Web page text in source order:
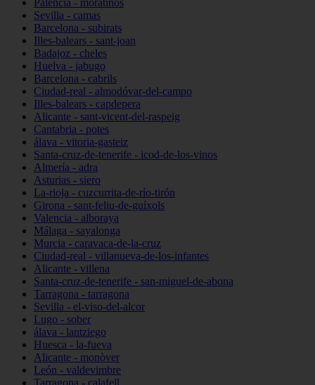
Palencia - moratinos
Sevilla - camas
Barcelona - subirats
Illes-balears - sant-joan
Badajoz - cheles
Huelva - jabugo
Barcelona - cabrils
Ciudad-real - almodóvar-del-campo
Illes-balears - capdepera
Alicante - sant-vicent-del-raspeig
Cantabria - potes
álava - vitoria-gasteiz
Santa-cruz-de-tenerife - icod-de-los-vinos
Almería - adra
Asturias - siero
La-rioja - cuzcurrita-de-río-tirón
Girona - sant-feliu-de-guíxols
Valencia - alboraya
Málaga - sayalonga
Murcia - caravaca-de-la-cruz
Ciudad-real - villanueva-de-los-infantes
Alicante - villena
Santa-cruz-de-tenerife - san-miguel-de-abona
Tarragona - tarragona
Sevilla - el-viso-del-alcor
Lugo - sober
álava - lantziego
Huesca - la-fueva
Alicante - monòver
León - valdevimbre
Tarragona - calafell